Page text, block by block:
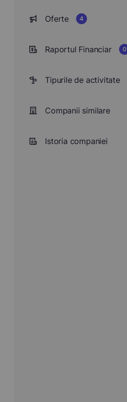
Oferte 4
Raportul Financiar 0
Tipurile de activitate
Companii similare
Istoria companiei